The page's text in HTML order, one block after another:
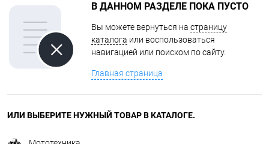
В ДАННОМ РАЗДЕЛЕ ПОКА ПУСТО
Вы можете вернуться на страницу
каталога или воспользоваться
навигацией или поиском по сайту.
Главная страница
ИЛИ ВЫБЕРИТЕ НУЖНЫЙ ТОВАР В КАТАЛОГЕ.